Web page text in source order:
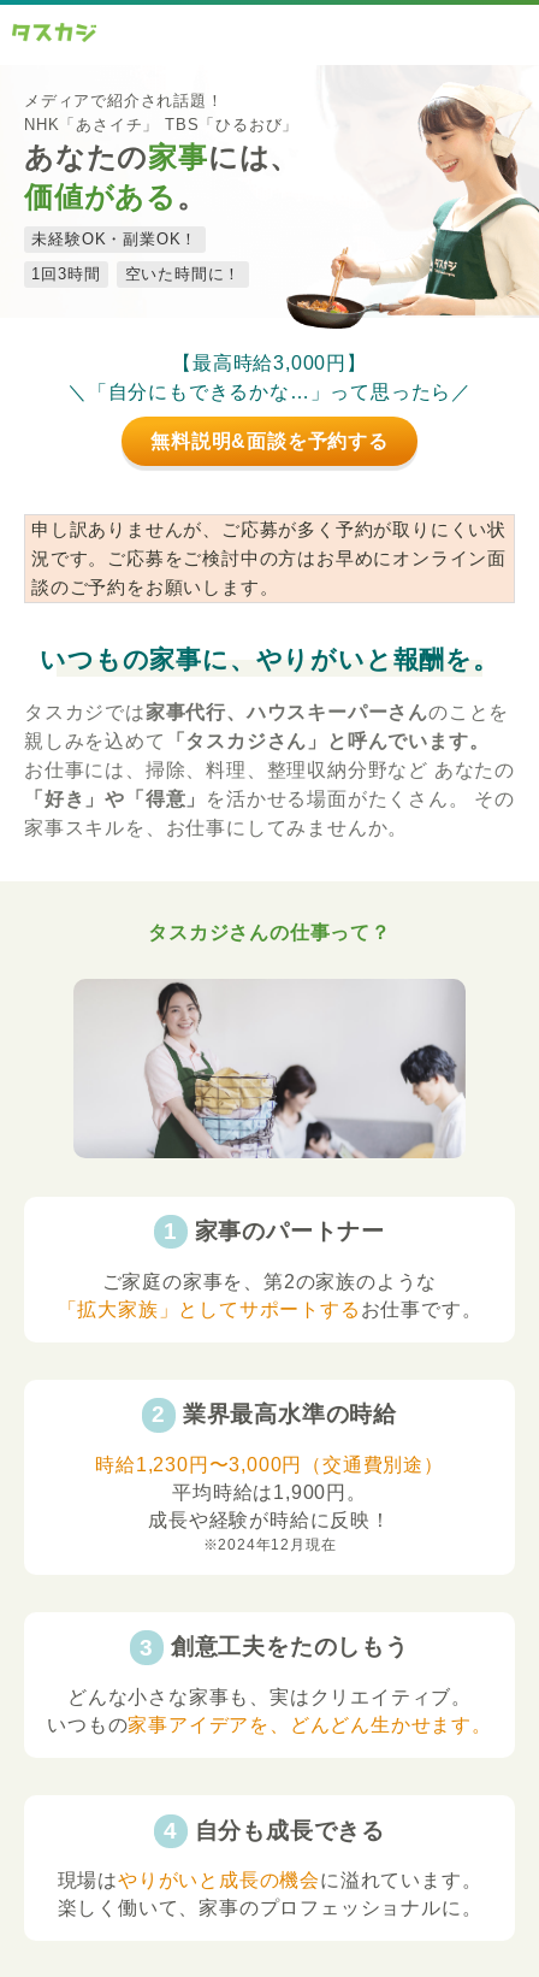
メディアで紹介され話題！
NHK「あさイチ」 TBS「ひるおび」
あなたの家事には、
価値がある 。
未経験OK・副業OK！
1回3時間
空いた時間に！
【最高時給3,000円】
＼「自分にもできるかな…」って思ったら／
無料説明&面談を予約する
申し訳ありませんが、ご応募が多く予約が取りにくい状
況です。ご応募をご検討中の方はお早めにオンライン面
談のご予約をお願いします。
いつもの家事に、やりがいと報酬を。
タスカジでは家事代行、ハウスキーパーさんのことを
親しみを込めて
「タスカジさん」と呼んでいます。
お仕事には、掃除、料理、整理収納分野など あなたの
「好き」や「得意」
を活かせる場面がたくさん。
その
家事スキルを、お仕事にしてみませんか。
タスカジさんの仕事って？
家事のパートナー
ご家庭の家事を、第2の家族のような
「拡大家族」としてサポートする お仕事です。
業界最高水準の時給
時給1,230円〜3,000円（交通費別途）
平均時給は1,900円。
成長や経験が時給に反映！
※2024年12月現在
創意工夫をたのしもう
どんな小さな家事も、実はクリエイティブ。
いつもの家事アイデアを、どんどん生かせます。
自分も成長できる
現場はやりがいと成長の機会に溢れています。
楽しく働いて、家事のプロフェッショナルに。